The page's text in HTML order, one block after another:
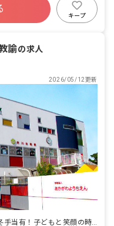
と考えます。 ・くりの樹
ど自然を通じて四季を感
いたいと考えています。
長に繋がった時、嬉しく
。 ・子どもたちから得る
あり、とてもやりがいの
・子どもができなかった
うになった時に、嬉しく
なります。
社会保険完備
キープ
諭の求人
2026/05/12更新
平日9時～14時半だけ♪夏冬手当有！子どもと笑顔の時間を育む幼稚園教諭